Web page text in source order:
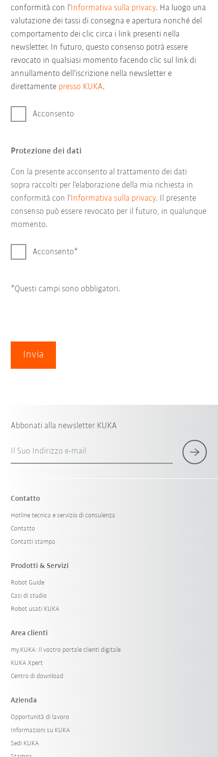
conformità con l’Informativa sulla privacy. Ha luogo una
valutazione dei tassi di consegna e apertura nonché del
comportamento dei clic circa i link presenti nella
newsletter. In futuro, questo consenso potrà essere
revocato in qualsiasi momento facendo clic sul link di
annullamento dell’iscrizione nella newsletter e
direttamente presso KUKA.
Acconsento
Protezione dei dati
Con la presente acconsento al trattamento dei dati
sopra raccolti per l’elaborazione della mia richiesta in
conformità con l’Informativa sulla privacy. Il presente
consenso può essere revocato per il futuro, in qualunque
momento.
Acconsento
*Questi campi sono obbligatori.
Invia
Abbonati alla newsletter KUKA
Il Suo Indirizzo e-mail
Contatto
Hotline tecnica e servizio di consulenza
Contatto
Contatti stampa
Prodotti & Servizi
Robot Guide
Casi di studio
Robot usati KUKA
Area clienti
my.KUKA: Il vostro portale clienti digitale
KUKA Xpert
Centro di download
Azienda
Opportunità di lavoro
Informazioni su KUKA
Sedi KUKA